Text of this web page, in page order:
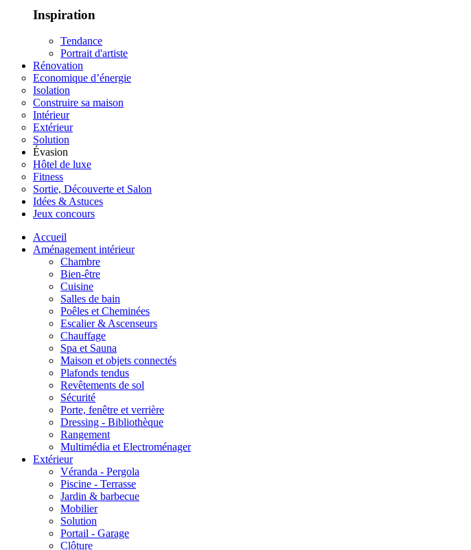
Inspiration
Tendance
Portrait d'artiste
Rénovation
Economique d’énergie
Isolation
Construire sa maison
Intérieur
Extérieur
Solution
Évasion
Hôtel de luxe
Fitness
Sortie, Découverte et Salon
Idées & Astuces
Jeux concours
Accueil
Aménagement intérieur
Chambre
Bien-être
Cuisine
Salles de bain
Poêles et Cheminées
Escalier & Ascenseurs
Chauffage
Spa et Sauna
Maison et objets connectés
Plafonds tendus
Revêtements de sol
Sécurité
Porte, fenêtre et verrière
Dressing - Bibliothèque
Rangement
Multimédia et Electroménager
Extérieur
Véranda - Pergola
Piscine - Terrasse
Jardin & barbecue
Mobilier
Solution
Portail - Garage
Clôture